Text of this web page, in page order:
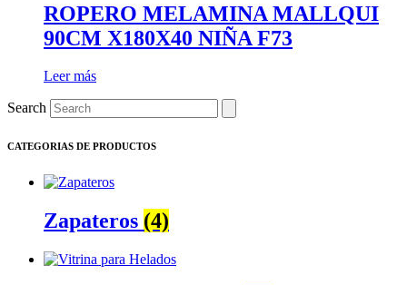
ROPERO MELAMINA MALLQUI
90CM X180X40 NIÑA F73
Leer más
Search
CATEGORIAS DE PRODUCTOS
Zapateros (4)